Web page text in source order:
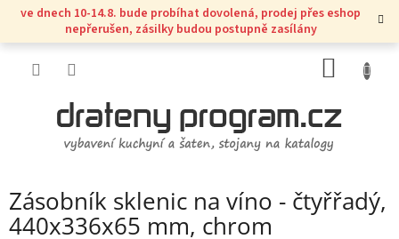
Přejít
obsah
ve dnech 10-14.8. bude probíhat dovolená, prodej přes eshop
nepřerušen, zásilky budou postupně zasílány
KOŠÍK
Zásobník sklenic na víno - čtyřřadý,
440x336x65 mm, chrom